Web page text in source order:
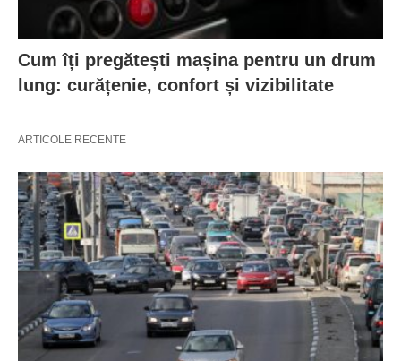
Cum îți pregătești mașina pentru un drum
lung: curățenie, confort și vizibilitate
ARTICOLE RECENTE